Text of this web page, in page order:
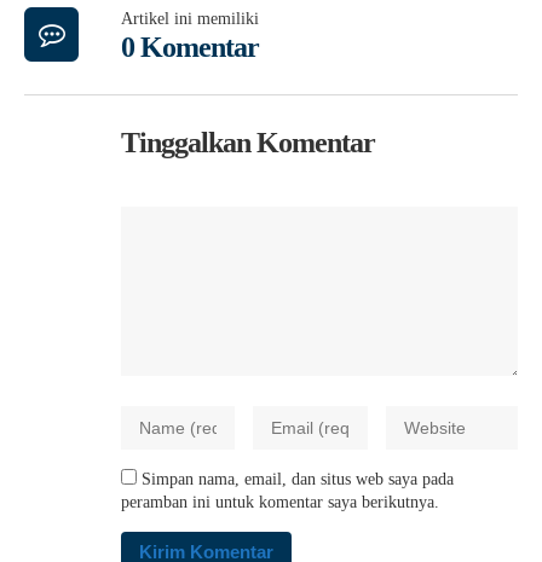
Artikel ini memiliki
0 Komentar
Tinggalkan Komentar
Simpan nama, email, dan situs web saya pada
peramban ini untuk komentar saya berikutnya.